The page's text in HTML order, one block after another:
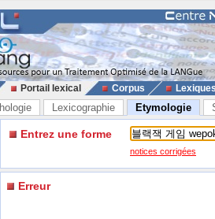
Portail lexical Corpus
Lexicographie Etymologie
Entrez une forme
notices corrigées
Erreur